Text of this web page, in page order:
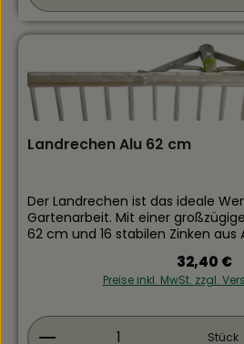
Landrechen Alu 62 cm
Der Landrechen ist das ideale
Gartenarbeit. Mit einer
62 cm und 16 stabilen Zinken
Zusammenfegen von Laub,
Gartenabfällen sowie zum
überzeugt der Landrechen durch
Gewicht und seine hohe
Regulärer
32,40 €
Preise inkl. MwSt. zzgl.
Produkt Anzahl: Gib den
Stück